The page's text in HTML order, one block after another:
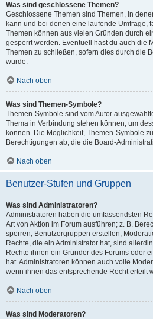
Was sind geschlossene Themen?
Geschlossene Themen sind Themen, in
kann und bei denen eine laufende Umfrage,
Themen können aus vielen Gründen durch
gesperrt werden. Eventuell hast du auch die
Themen zu schließen, sofern dies durch die
wurde.
Nach oben
Was sind Themen-Symbole?
Themen-Symbole sind vom Autor
Thema in Verbindung stehen können, um
können. Die Möglichkeit, Themen-Symbole
Berechtigungen ab, die die Board-
Nach oben
Benutzer-Stufen und Gruppen
Was sind Administratoren?
Administratoren haben die umfassendsten
Art von Aktion im Forum ausführen; z. B.
sperren, Benutzergruppen erstellen,
Rechte, die ein Administrator hat, sind
Rechte ihnen ein Gründer des Forums oder
hat. Administratoren können auch volle
wenn ihnen das entsprechende Recht erteilt
Nach oben
Was sind Moderatoren?